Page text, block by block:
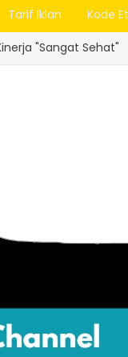
Tarif Iklan Kode